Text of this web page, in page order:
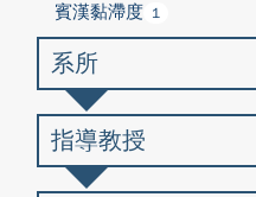
賓漢黏滯度 1
系所
指導教授